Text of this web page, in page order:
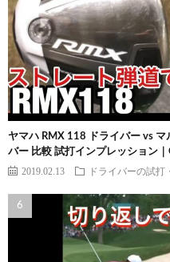
ヤマハ RMX 118 ドライバー vs
バー 比較 試打インプレッション｜
2019.02.13 ドライバーの試打